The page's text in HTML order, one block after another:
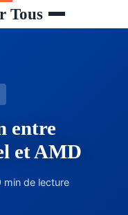
Tous
entre
et AMD
min de lecture